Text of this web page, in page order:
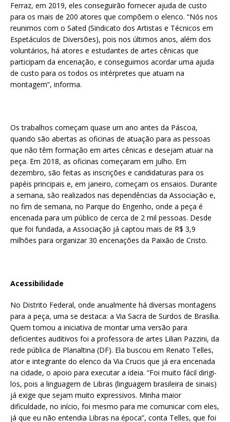
Ferraz, em 2019, eles conseguirão fornecer ajuda de custo
para os mais de 200 atores que compõem o elenco. “Nós nos
reunimos com o Sated (Sindicato dos Artistas e Técnicos em
Espetáculos de Diversões), pois nos últimos anos, além dos
voluntários, há atores e estudantes de artes cênicas que
participam da encenação, e conseguimos acordar uma ajuda
de custo para os todos os intérpretes que atuam na
montagem”, informa.
Os trabalhos começam quase um ano antes da Páscoa,
quando são abertas as oficinas de atuação para as pessoas
que não têm formação em artes cênicas e desejam atuar na
peça. Em 2018, as oficinas começaram em julho. Em
dezembro, são feitas as inscrições e candidaturas para os
papéis principais e, em janeiro, começam os ensaios. Durante
a semana, são realizados nas dependências da Associação e,
no fim de semana, no Parque do Engenho, onde a peça é
encenada para um público de cerca de 2 mil pessoas. Desde
que foi fundada, a Associação já captou mais de R$ 3,9
milhões para organizar 30 encenações da Paixão de Cristo.
Acessibilidade
No Distrito Federal, onde anualmente há diversas montagens
para a peça, uma se destaca: a Via Sacra de Surdos de Brasília.
Quem tomou a iniciativa de montar uma versão para
deficientes auditivos foi a professora de artes Lilian Pazzini, da
rede pública de Planaltina (DF). Ela buscou em Renato Telles,
ator e integrante do elenco da Via Crucis que já era encenada
na cidade, o apoio para executar a ideia. “Foi muito fácil dirigi-
los, pois a linguagem de Libras (linguagem brasileira de sinais)
já exige que sejam muito expressivos. Minha maior
dificuldade, no início, foi mesmo para me comunicar com eles,
já que eu não entendia Libras na época”, conta Telles, que foi